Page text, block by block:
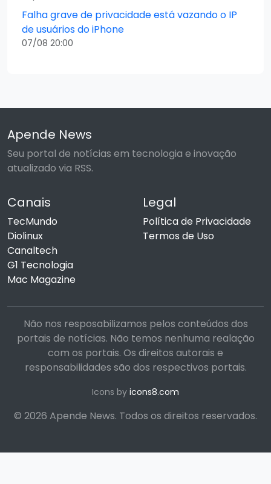
Falha grave de privacidade está vazando o IP
de usuários do iPhone
07/08 20:00
Apende News
Seu portal de notícias em tecnologia e inovação
atualizado via RSS.
Canais
TecMundo
Diolinux
Canaltech
G1 Tecnologia
Mac Magazine
Legal
Política de Privacidade
Termos de Uso
Não nos resposabilizamos pelos conteúdos dos
portais de notícias. Não temos nenhuma realação
com os portais. Os direitos autorais e
responsabilidades são dos respectivos portais.
Icons by icons8.com
© 2026 Apende News. Todos os direitos reservados.